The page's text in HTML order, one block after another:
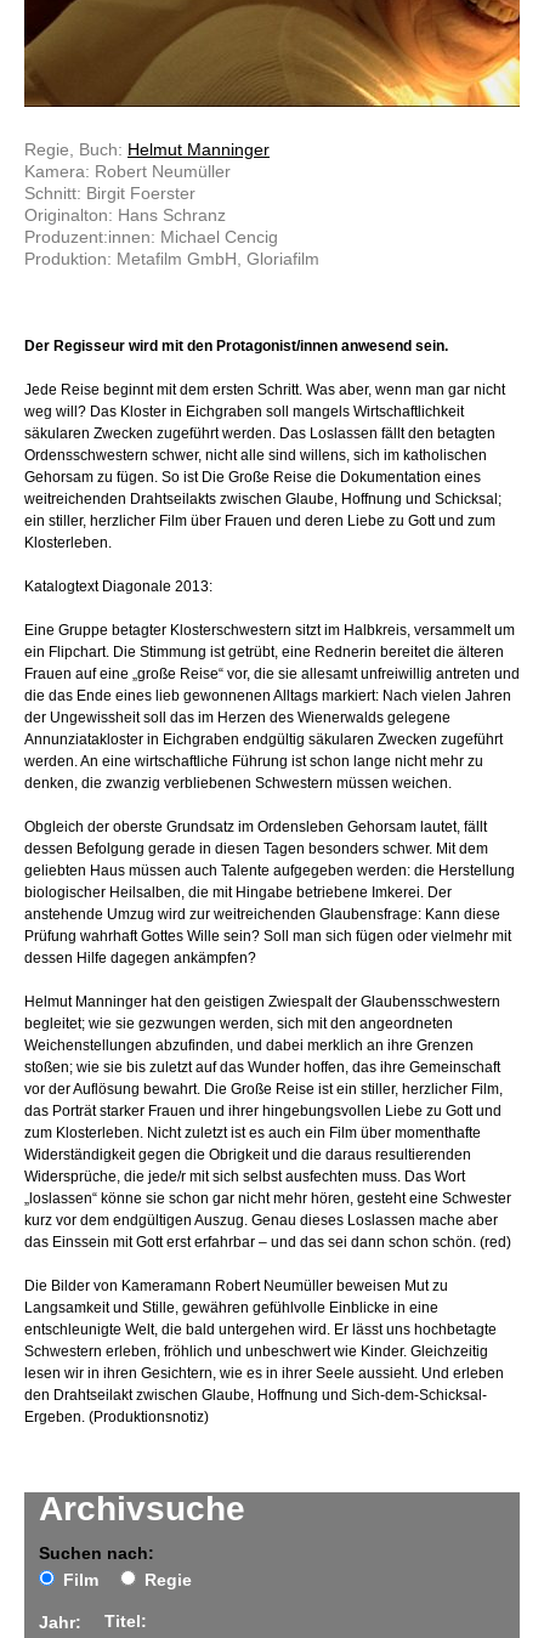
Archivsuche
Suchen nach:
Film
Regie
Jahr: Titel:
Regie, Buch: Helmut Manninger
Kamera: Robert Neumüller
Schnitt: Birgit Foerster
Originalton: Hans Schranz
Produzent:innen: Michael Cencig
Produktion: Metafilm GmbH, Gloriafilm
Der Regisseur wird mit den Protagonist/innen anwesend sein.
Jede Reise beginnt mit dem ersten Schritt. Was aber, wenn man gar nicht
weg will? Das Kloster in Eichgraben soll mangels Wirtschaftlichkeit
säkularen Zwecken zugeführt werden. Das Loslassen fällt den betagten
Ordensschwestern schwer, nicht alle sind willens, sich im katholischen
Gehorsam zu fügen. So ist Die Große Reise die Dokumentation eines
weitreichenden Drahtseilakts zwischen Glaube, Hoffnung und Schicksal;
ein stiller, herzlicher Film über Frauen und deren Liebe zu Gott und zum
Klosterleben.
Katalogtext Diagonale 2013:
Eine Gruppe betagter Klosterschwestern sitzt im Halbkreis, versammelt um
ein Flipchart. Die Stimmung ist getrübt, eine Rednerin bereitet die älteren
Frauen auf eine „große Reise“ vor, die sie allesamt unfreiwillig antreten und
die das Ende eines lieb gewonnenen Alltags markiert: Nach vielen Jahren
der Ungewissheit soll das im Herzen des Wienerwalds gelegene
Annunziatakloster in Eichgraben endgültig säkularen Zwecken zugeführt
werden. An eine wirtschaftliche Führung ist schon lange nicht mehr zu
denken, die zwanzig verbliebenen Schwestern müssen weichen.
Obgleich der oberste Grundsatz im Ordensleben Gehorsam lautet, fällt
dessen Befolgung gerade in diesen Tagen besonders schwer. Mit dem
geliebten Haus müssen auch Talente aufgegeben werden: die Herstellung
biologischer Heilsalben, die mit Hingabe betriebene Imkerei. Der
anstehende Umzug wird zur weitreichenden Glaubensfrage: Kann diese
Prüfung wahrhaft Gottes Wille sein? Soll man sich fügen oder vielmehr mit
dessen Hilfe dagegen ankämpfen?
Helmut Manninger hat den geistigen Zwiespalt der Glaubensschwestern
begleitet; wie sie gezwungen werden, sich mit den angeordneten
Weichenstellungen abzufinden, und dabei merklich an ihre Grenzen
stoßen; wie sie bis zuletzt auf das Wunder hoffen, das ihre Gemeinschaft
vor der Auflösung bewahrt. Die Große Reise ist ein stiller, herzlicher Film,
das Porträt starker Frauen und ihrer hingebungsvollen Liebe zu Gott und
zum Klosterleben. Nicht zuletzt ist es auch ein Film über momenthafte
Widerständigkeit gegen die Obrigkeit und die daraus resultierenden
Widersprüche, die jede/r mit sich selbst ausfechten muss. Das Wort
„loslassen“ könne sie schon gar nicht mehr hören, gesteht eine Schwester
kurz vor dem endgültigen Auszug. Genau dieses Loslassen mache aber
das Einssein mit Gott erst erfahrbar – und das sei dann schon schön. (red)
Die Bilder von Kameramann Robert Neumüller beweisen Mut zu
Langsamkeit und Stille, gewähren gefühlvolle Einblicke in eine
entschleunigte Welt, die bald untergehen wird. Er lässt uns hochbetagte
Schwestern erleben, fröhlich und unbeschwert wie Kinder. Gleichzeitig
lesen wir in ihren Gesichtern, wie es in ihrer Seele aussieht. Und erleben
den Drahtseilakt zwischen Glaube, Hoffnung und Sich-dem-Schicksal-
Ergeben. (Produktionsnotiz)